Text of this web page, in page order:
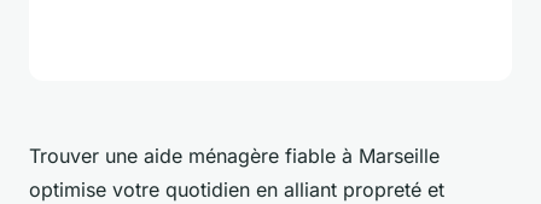
Trouver une aide ménagère fiable à Marseille
optimise votre quotidien en alliant propreté et